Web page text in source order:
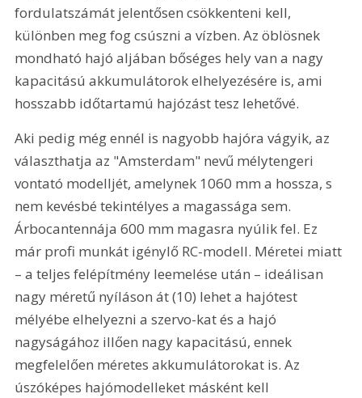
fordulatszámát jelentősen csökkenteni kell,
különben meg fog csúszni a vízben. Az öblösnek
mondható hajó aljában bőséges hely van a nagy
kapacitású akkumulátorok elhelyezésére is, ami
hosszabb időtartamú hajózást tesz lehetővé.
Aki pedig még ennél is nagyobb hajóra vágyik, az
választhatja az "Amsterdam" nevű mélytengeri
vontató modelljét, amelynek 1060 mm a hossza, s
nem kevésbé tekintélyes a magassága sem.
Árbocantennája 600 mm magasra nyúlik fel. Ez
már profi munkát igénylő RC-modell. Méretei miatt
– a teljes felépítmény leemelése után – ideálisan
nagy méretű nyíláson át (10) lehet a hajótest
mélyébe elhelyezni a szervo-kat és a hajó
nagyságához illően nagy kapacitású, ennek
megfelelően méretes akkumulátorokat is. Az
úszóképes hajómodelleket másként kell